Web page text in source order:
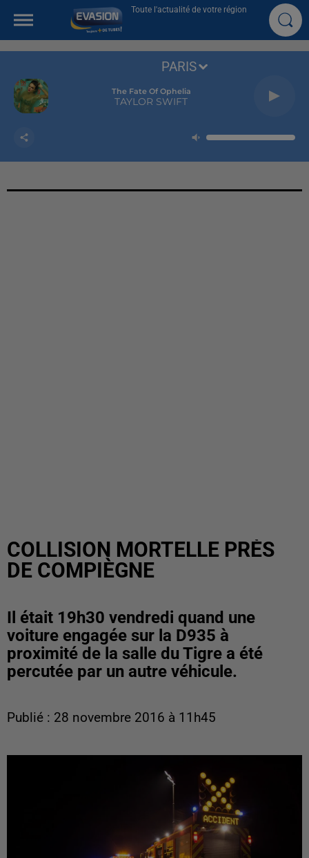
Toute l'actualité de votre région
The Fate Of Ophelia
TAYLOR SWIFT
PARIS
COLLISION MORTELLE PRÈS
DE COMPIÈGNE
Il était 19h30 vendredi quand une
voiture engagée sur la D935 à
proximité de la salle du Tigre a été
percutée par un autre véhicule.
Publié : 28 novembre 2016 à 11h45